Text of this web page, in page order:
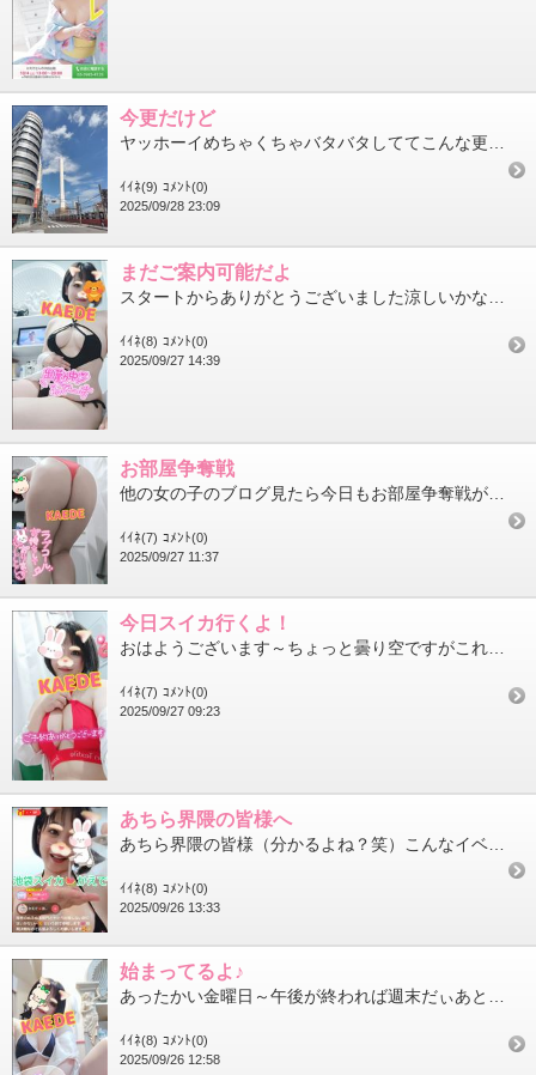
今更だけど
ｲｲﾈ(9) ｺﾒﾝﾄ(0)
2025/09/28 23:09
まだご案内可能だよ
ｲｲﾈ(8) ｺﾒﾝﾄ(0)
2025/09/27 14:39
お部屋争奪戦
ｲｲﾈ(7) ｺﾒﾝﾄ(0)
2025/09/27 11:37
今日スイカ行くよ！
ｲｲﾈ(7) ｺﾒﾝﾄ(0)
2025/09/27 09:23
あちら界隈の皆様へ
ｲｲﾈ(8) ｺﾒﾝﾄ(0)
2025/09/26 13:33
始まってるよ♪
ｲｲﾈ(8) ｺﾒﾝﾄ(0)
2025/09/26 12:58